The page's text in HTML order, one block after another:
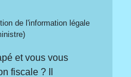
de l'information légale
et vous vous
fiscale ? Il